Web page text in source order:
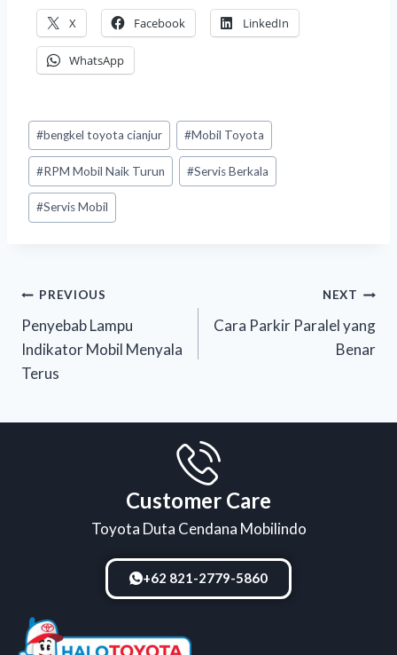
X Facebook LinkedIn
WhatsApp
#bengkel toyota cianjur #Mobil Toyota
#RPM Mobil Naik Turun #Servis Berkala
#Servis Mobil
PREVIOUS
Penyebab Lampu
Indikator Mobil Menyala
Terus
NEXT
Cara Parkir Paralel yang
Benar
Customer Care
Toyota Duta Cendana Mobilindo
+62 821-2779-5860